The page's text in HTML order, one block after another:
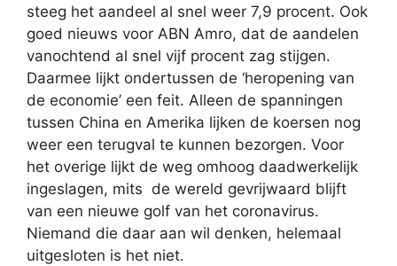
steeg het aandeel al snel weer 7,9 procent. Ook
goed nieuws voor ABN Amro, dat de aandelen
vanochtend al snel vijf procent zag stijgen.
Daarmee lijkt ondertussen de ‘heropening van
de economie’ een feit. Alleen de spanningen
tussen China en Amerika lijken de koersen nog
weer een terugval te kunnen bezorgen. Voor
het overige lijkt de weg omhoog daadwerkelijk
ingeslagen, mits de wereld gevrijwaard blijft
van een nieuwe golf van het coronavirus.
Niemand die daar aan wil denken, helemaal
uitgesloten is het niet.